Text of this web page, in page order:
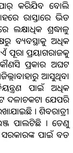
ପାର୍ କରିଯିବ ବୋଲି
ରାସ୍ତାରେ ଭିଡ
ଶ୍ରଦ୍ଧାଳୁ
ବ୍ୟବସ୍ଥାକୁ ଅଧିକ
ପୂରା ପ୍ରୟାଗରାଜକୁ
ପ୍ରକାର ଅଘଟ
ଆସୁଥିବା
ପାଇଁ ଅଧିକ
ଦଳାଚକଟା ଯେପରି
। ଶିବରାତ୍ରୀ
ପାଲଟିଛି । ତେଣୁ
ପାଇଁ ବଡ